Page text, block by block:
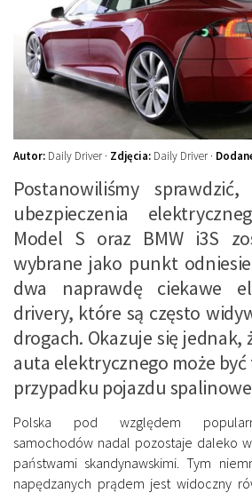
Przelicznik mocy
Auto z niemiec
Galerie
Autor: Daily Driver · Zdjęcia: Daily Driver ·
Postanowiliśmy
ubezpieczenia
Model S oraz BMW i3S
wybrane jako punkt
dwa naprawdę ciekawe
drivery, które są często
drogach. Okazuje się jednak,
auta elektrycznego może
przypadku pojazdu
Polska pod względem
samochodów nadal pozostaje daleko
państwami skandynawskimi. Tym
napędzanych prądem jest widoczny